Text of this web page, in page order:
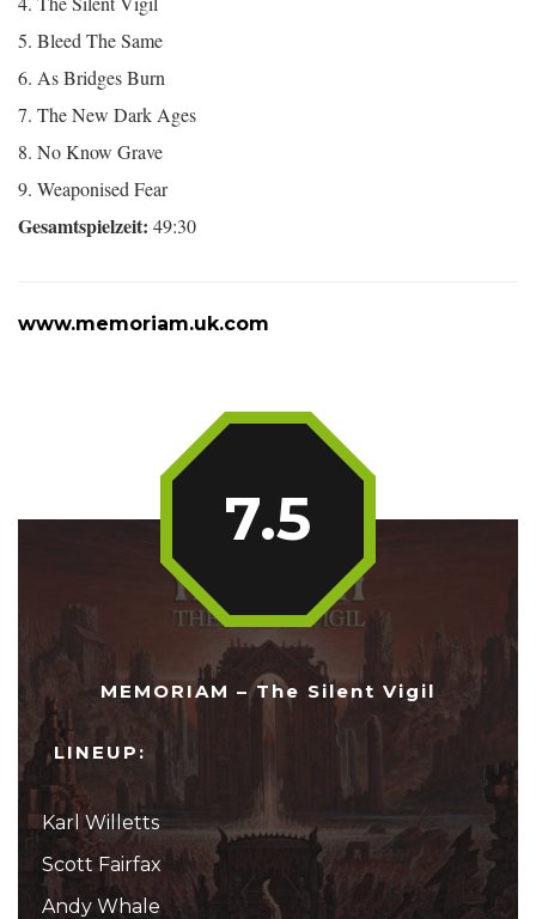
5. Bleed The Same
6. As Bridges Burn
7. The New Dark Ages
8. No Know Grave
9. Weaponised Fear
Gesamtspielzeit: 49:30
www.memoriam.uk.com
MEMORIAM – The Silent Vigil
LINEUP:
Karl Willetts
Scott Fairfax
Andy Whale
7.5